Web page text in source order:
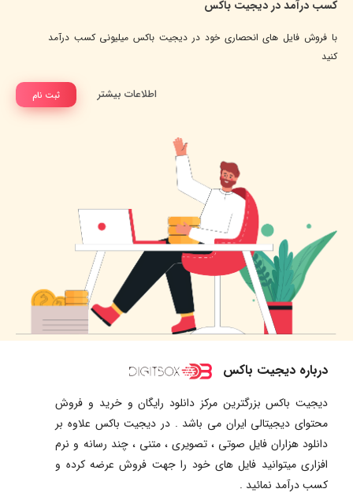
کسب درآمد در دیجیت باکس
با فروش فایل های انحصاری خود در دیجیت باکس میلیونی کسب درآمد
کنید
ثبت نام اطلاعات بیشتر
درباره دیجیت باکس
دیجیت باکس بزرگترین مرکز دانلود رایگان و خرید و فروش
محتوای دیجیتالی ایران می باشد . در دیجیت باکس علاوه بر
دانلود هزاران فایل صوتی ، تصویری ، متنی ، چند رسانه و نرم
افزاری میتوانید فایل های خود را جهت فروش عرضه کرده و
کسب درآمد نمائید .